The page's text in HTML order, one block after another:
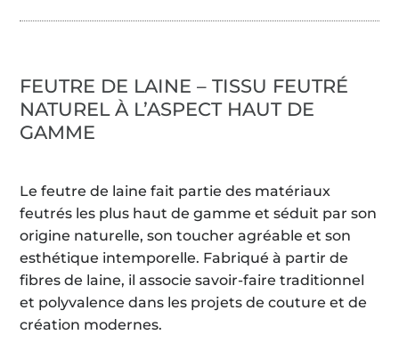
FEUTRE DE LAINE – TISSU FEUTRÉ
NATUREL À L’ASPECT HAUT DE
GAMME
Le feutre de laine fait partie des matériaux
feutrés les plus haut de gamme et séduit par son
origine naturelle, son toucher agréable et son
esthétique intemporelle. Fabriqué à partir de
fibres de laine, il associe savoir-faire traditionnel
et polyvalence dans les projets de couture et de
création modernes.